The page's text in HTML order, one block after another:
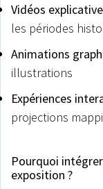
Vidéos
les périodes
Animations
illustrations
Expériences
projections
Pourquoi
exposition ?